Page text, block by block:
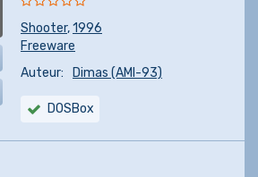
Shooter,1996
Freeware
Auteur:
Dimas (AMI-93)
DOSBox